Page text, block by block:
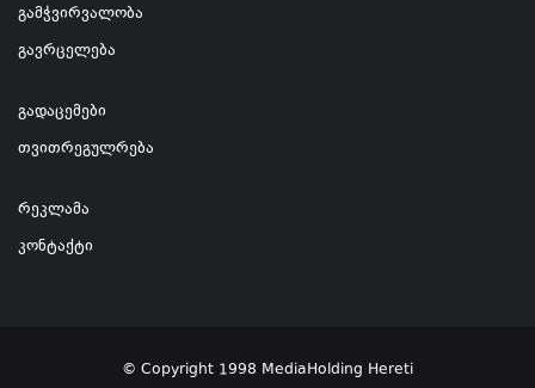
გამჭვირვალობა
გავრცელება
გადაცემები
თვითრეგულრება
რეკლამა
კონტაქტი
© Copyright 1998 MediaHolding Hereti